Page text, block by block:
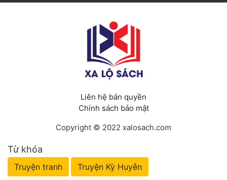
Liên hệ bản quyền
Chính sách bảo mật
Copyright © 2022 xalosach.com
Từ khóa
Truyện tranh Truyện Kỳ Huyễn